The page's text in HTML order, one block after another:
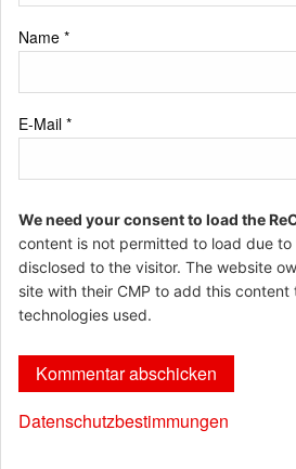
Name *
E-Mail *
We need your consent to load the
content is not permitted to load due
disclosed to the visitor. The website
site with their CMP to add this content
technologies used.
Datenschutzbestimmungen